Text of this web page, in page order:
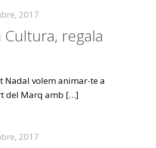
2017
Cultura, regala
volem animar-te a
del Marq amb […]
2017